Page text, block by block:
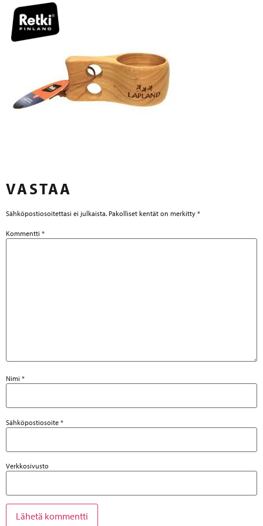
VASTAA
Sähköpostiosoitettasi ei julkaista. Pakolliset kentät on merkitty *
Kommentti *
Nimi *
Sähköpostiosoite *
Verkkosivusto